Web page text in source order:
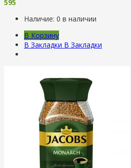
595
Наличие: 0 в наличии
В Корзину
В Закладки В Закладки